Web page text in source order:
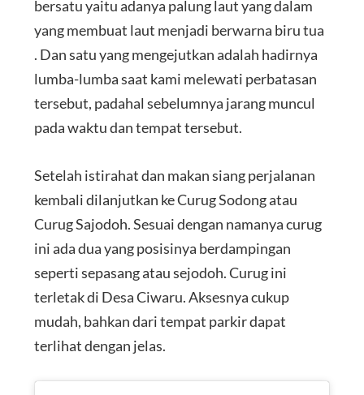
bersatu yaitu adanya palung laut yang dalam
yang membuat laut menjadi berwarna biru tua
. Dan satu yang mengejutkan adalah hadirnya
lumba-lumba saat kami melewati perbatasan
tersebut, padahal sebelumnya jarang muncul
pada waktu dan tempat tersebut.
Setelah istirahat dan makan siang perjalanan
kembali dilanjutkan ke Curug Sodong atau
Curug Sajodoh. Sesuai dengan namanya curug
ini ada dua yang posisinya berdampingan
seperti sepasang atau sejodoh. Curug ini
terletak di Desa Ciwaru. Aksesnya cukup
mudah, bahkan dari tempat parkir dapat
terlihat dengan jelas.